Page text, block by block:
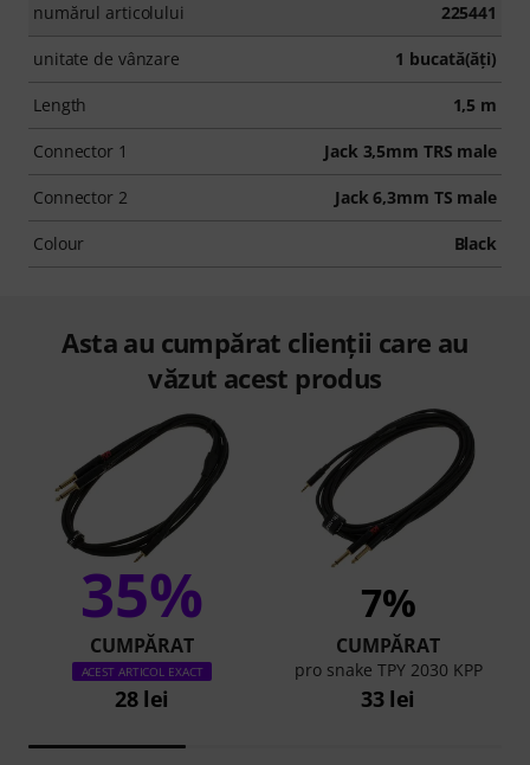
numărul articolului 225441
unitate de vânzare 1 bucată(ăţi)
Length 1,5 m
Connector 1 Jack 3,5mm TRS male
Connector 2 Jack 6,3mm TS male
Colour Black
Asta au cumpărat clienții care au
văzut acest produs
35%
CUMPĂRAT
ACEST ARTICOL EXACT
28 lei
7%
CUMPĂRAT
pro snake TPY 2030 KPP
33 lei